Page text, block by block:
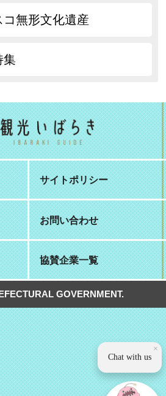
無形文化遺産
集
サイトポリシー
お問い合わせ
協賛企業一覧
GOVERNMENT.
×
Chat with us